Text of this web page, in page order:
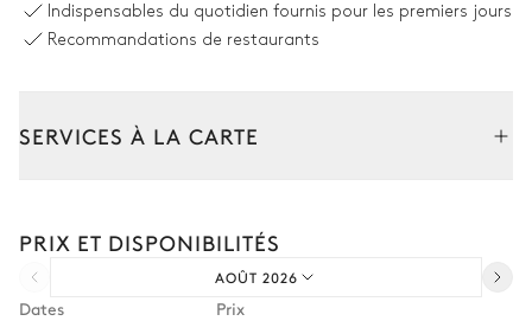
Réfrigérateur
Four à micro-ondes
Cafetière à dosette
Nespresso
Indispensables du quotidien fournis pour les premiers jours
Recommandations de restaurants
SERVICES À LA CARTE
Transfert à l'arrivée et au départ
Courses livrées avant l'arrivée
PRIX ET DISPONIBILITÉS
AOÛT 2026
Dates
Prix